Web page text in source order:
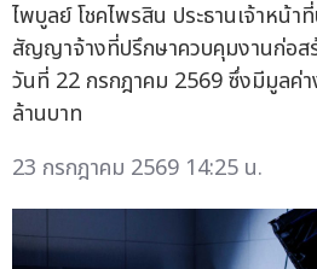
ไพบูลย์ โชคไพรสิน ประธานเจ้าหน้า
สัญญาจ้างที่ปรึกษาควบคุมงานก่อส
วันที่ 22 กรกฎาคม 2569 ซึ่งมีมูลค่
ล้านบาท
23 กรกฎาคม 2569 14:25 น.